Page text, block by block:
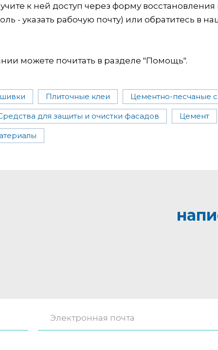
к ней доступ через форму восстановления
- указать рабочую почту) или обратитесь в
можете почитать в разделе "Помощь".
Плиточные клеи Цементно-песчаные
для защиты и очистки фасадов Цемент